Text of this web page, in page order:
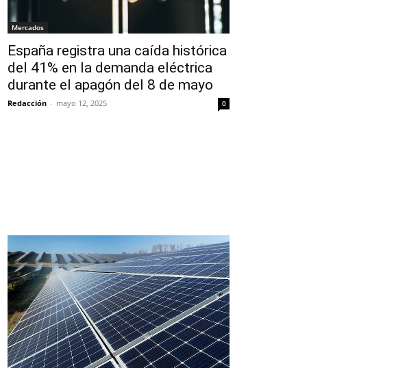
Mercados
España registra una caída histórica
del 41% en la demanda eléctrica
durante el apagón del 8 de mayo
Redacción - mayo 12, 2025 0